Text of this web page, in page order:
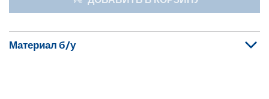
Материал б/у